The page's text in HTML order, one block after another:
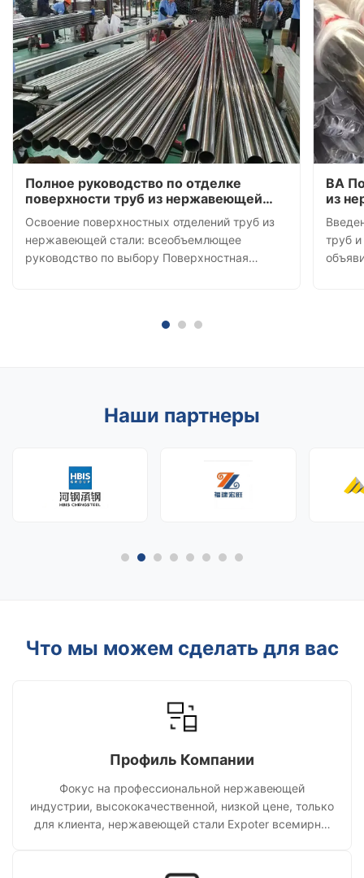
Полное руководство по отделке
поверхности труб из нержавеющей
стали — от зеркал BA до цветных
декоративных решений
Освоение поверхностных отделений труб из
нержавеющей стали: всеобъемлющее
руководство по выбору Поверхностная
функциональных компонентов в потрясающие
BA
из
труб
Наши партнеры
Что мы можем сделать для вас
Профиль Компании
Фокус на профессиональной нержавеющей
индустрии, высококачественной, низкой цене, только
для клиента, нержавеющей стали Expoter всемирно,